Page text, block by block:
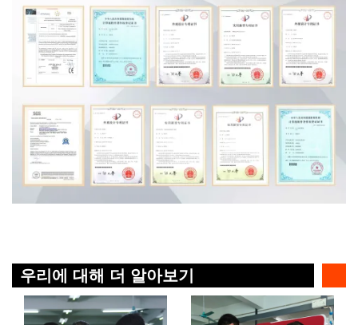
우리에 대해 더 알아보기